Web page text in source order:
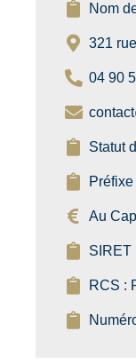
Nom
321
04 90
Statut
Au
SIRET
RCS :